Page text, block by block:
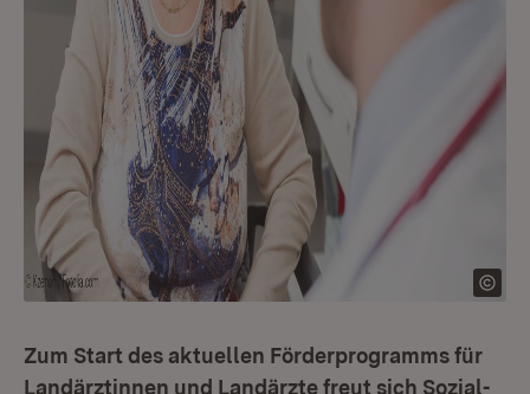
Zum Start des aktuellen Förderprogramms für
Landärztinnen und Landärzte freut sich Sozial-